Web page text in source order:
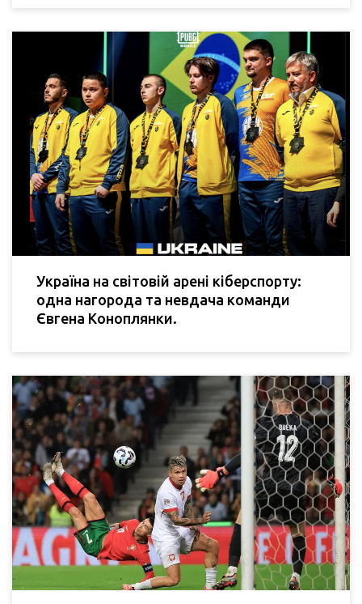
Україна на світовій арені кіберспорту:
одна нагорода та невдача команди
Євгена Коноплянки.